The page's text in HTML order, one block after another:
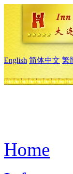
English 简体中文 繁
Home